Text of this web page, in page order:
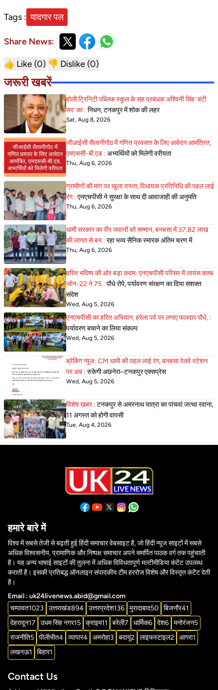
Tags : यादगार पल
Share News:
👍 Like (0) 👎 Dislike (0)
जरूरी खबरें
होली ट्रिनिटी पब्लिक स्कूल के सह प्रबंधक अश्विनी सिंह ‘बंटी
सर’ का : निधन, टनकपुर में शोक की लहर
Sat, Aug 8, 2026
जीआईसी सैलानीगोठ में गणित प्रवक्ता के लिए आवेदन आमंत्रित,
एमएससी-बी.एड : अभ्यर्थियों को मिलेगी वरीयता
Thu, Aug 6, 2026
ग्रामीणों की मांग पर खुला रास्ता, विधायक प्रतिनिधि की पहल लाई
रंग : एनएचपीसी ने सुरक्षा के साथ दी आवाजाही की अनुमति
Thu, Aug 6, 2026
धामी सरकार का वीर जवानों को सम्मान, बनबसा में 37.82 लाख
की लागत से बन : रहा भव्य सैनिक स्मारक अंतिम चरण में
Thu, Aug 6, 2026
हरित भविष्य की ओर बड़ा कदम: एनएचपीसी परिसर में लायंस क्लब
जोन-22 ने 75 : पौधे रोपे, पर्यावरण संरक्षण का दिया सशक्त
संदेश
Wed, Aug 5, 2026
एनएचपीसी का हरित अभियान, हरेला पर्व पर लगाए फलदार पौधे, :
पर्यावरण बचाने का लिया संकल्प
Wed, Aug 5, 2026
ब्रेकिंग न्यूज़: CM धामी की पहल लाई रंग, बनबसा रेलवे स्टेशन
पर अब : रुकेगी अछनेरा–टनकपुर एक्सप्रेस
Wed, Aug 5, 2026
विशेष खबर : टनकपुर से अमरनाथ यात्रा का पांचवां जत्था रवाना,
11 अगस्त को होगी वापसी
Tue, Aug 4, 2026
हमारे बारे में
विश्व में सबसे तेजी से बढ़ती हुई हिंदी समाचार वेबसाइट है, जो हिंदी न्यूज साइटों में सबसे
अधिक विश्वसनीय, प्रामाणिक और निष्पक्ष समाचार अपने समर्पित पाठक वर्ग तक पहुंचाती
है। यह अन्य भाषाई साइटों की तुलना में अधिक विविधतापूर्ण मल्टीमीडिया कंटेंट उपलब्ध
कराती है। इसकी प्रतिबद्ध ऑनलाइन संपादकीय टीम हररोज विशेष और विस्तृत कंटेंट देती
है।
Email : uk24livenews.abid@gmail.com
चम्पावत1023 उत्तराखंड894 उत्तरप्रदेश136 मुरादाबाद50 बिजनौर41
देहरादून17 उधम सिंह नगर15 क्राइम11 बरेली7 धार्मिक6 देश6 मनोरंजन5
राजनीति5 पीलीभीत4 व्यापार4 अमरोहा3 बदायूं2 लाइफस्टाइल2 आगरा1
लखनऊ1 बिहार1
Contact Us